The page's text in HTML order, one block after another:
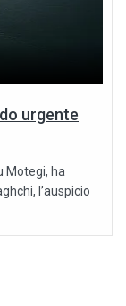
urgente
Motegi, ha
l’auspicio